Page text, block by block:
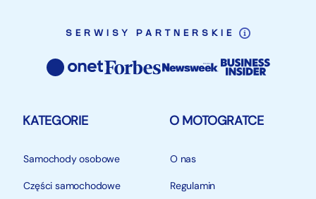
SERWISY PARTNERSKIE
KATEGORIE
Samochody osobowe
Części samochodowe
O MOTOGRATCE
O nas
Regulamin